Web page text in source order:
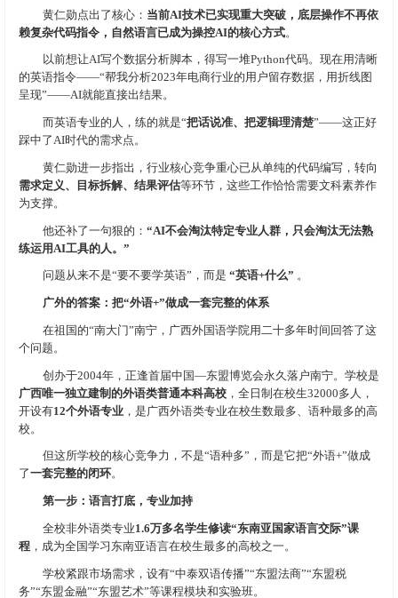
黄仁勋点出了核心： 当前AI技术已实现重大突破，底层操作不再依
赖复杂代码指令，自然语言已成为操控AI的核心方式。
以前想让AI写个数据分析脚本，得写一堆Python代码。现在用清晰
的英语指令——“帮我分析2023年电商行业的用户留存数据，用折线图
呈现”——AI就能直接出结果。
而英语专业的人，练的就是“把话说准、把逻辑理清楚”——这正好
踩中了AI时代的需求点。
黄仁勋进一步指出，行业核心竞争重心已从单纯的代码编写，转向
需求定义、目标拆解、结果评估等环节，这些工作恰恰需要文科素养作
为支撑。
他还补了一句狠的： “AI不会淘汰特定专业人群，只会淘汰无法熟
练运用AI工具的人。”
问题从来不是“要不要学英语”，而是 “英语+什么” 。
广外的答案：把“外语+”做成一套完整的体系
在祖国的“南大门”南宁，广西外国语学院用二十多年时间回答了这
个问题。
创办于2004年，正逢首届中国—东盟博览会永久落户南宁。学校是
广西唯一独立建制的外语类普通本科高校 ，全日制在校生32000多人，
开设有12个外语专业 ，是广西外语类专业在校生数最多、语种最多的高
校。
但这所学校的核心竞争力，不是“语种多”，而是它把“外语+”做成
了一套完整的闭环。
第一步：语言打底，专业加持
全校非外语类专业1.6万多名学生修读“东南亚国家语言交际”课
程 ，成为全国学习东南亚语言在校生最多的高校之一。
学校紧跟市场需求，设有“中泰双语传播”“东盟法商”“东盟税
务”“东盟金融”“东盟艺术”等课程模块和实验班。